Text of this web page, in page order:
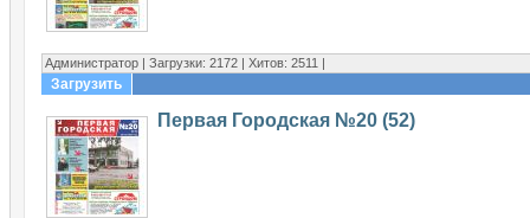
Администратор | Загрузки: 2172 | Хитов: 2511 |
Загрузить
Первая Городская №20 (52)